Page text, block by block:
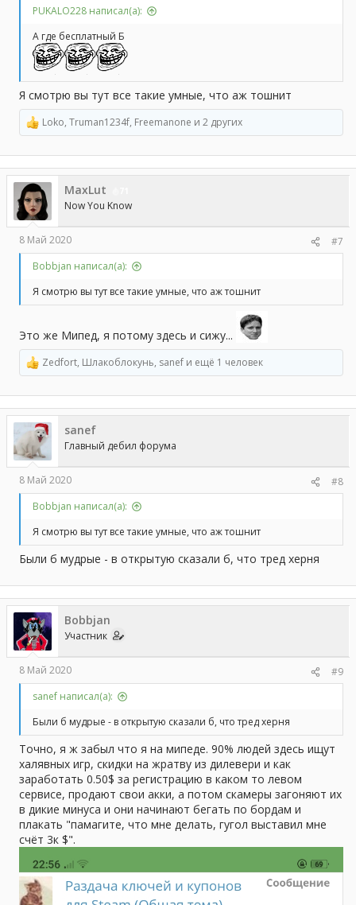
PUKALO228 написал(а):
А где бесплатный Б
Я смотрю вы тут все такие умные, что аж тошнит
Р
е
а
к
ц
и
и
:
Loko, Truman1234f, Freemanone и 2 других
MaxLut
Now You Know
8 Май 2020
#7
Bobbjan написал(а):
Я смотрю вы тут все такие умные, что аж тошнит
Это же Мипед, я потому здесь и сижу...
Р
е
а
к
ц
и
и
:
Zedfort, Шлакоблокунь, sanef и ещё 1 человек
sanef
Главный дебил форума
8 Май 2020
#8
Bobbjan написал(а):
Я смотрю вы тут все такие умные, что аж тошнит
Были б мудрые - в открытую сказали б, что тред херня
Bobbjan
Участник
8 Май 2020
#9
sanef написал(а):
Были б мудрые - в открытую сказали б, что тред херня
Точно, я ж забыл что я на мипеде. 90% людей здесь ищут
халявных игр, скидки на жратву из дилевери и как
заработать 0.50$ за регистрацию в каком то левом
сервисе, продают свои акки, а потом скамеры загоняют их
в дикие минуса и они начинают бегать по бордам и
плакать "памагите, что мне делать, гугол выставил мне
счёт 3к $".